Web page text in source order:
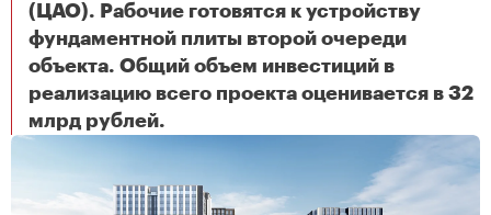
(ЦАО). Рабочие готовятся к устройству
фундаментной плиты второй очереди
объекта. Общий объем инвестиций в
реализацию всего проекта оценивается в 32
млрд рублей.